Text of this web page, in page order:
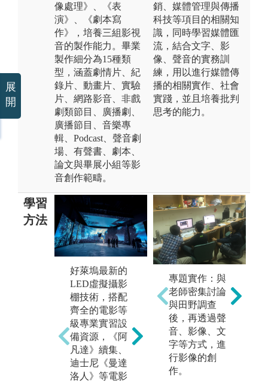
像處理》、《表
演》、《劇本寫
作》，培養三組影視
音的製作能力。畢業
製作細分為15種類
型，涵蓋劇情片、紀
錄片、動畫片、實驗
片、網路影音、非戲
劇類節目、廣播劇、
廣播節目、音樂專
輯、Podcast、聲音劇
場、有聲書、劇本、
論文與畢展小組等影
音創作範疇。
銷、媒體管理與傳播
科技等項目的相關知
識，同時學習媒體匯
流，結合文字、影
像、聲音的實務訓
練，用以進行媒體傳
播的相關實作、社會
實踐，並且培養批判
思考的能力。
學習
方法
好萊塢最新的
LED虛擬攝影
棚技術，搭配
齊全的電影等
級專業實習設
備資源，《阿
凡達》續集、
迪士尼《曼達
洛人》等電影
想開始，經歷
演員試鏡、尋
找拍攝場景，
從拍攝課程實
作中熟悉各種
電影器材的操
作，也經由拍
攝過程中了解
專題實作：與
老師密集討論
與田野調查
後，再透過聲
音、影像、文
字等方式，進
行影像的創
作。
展
開